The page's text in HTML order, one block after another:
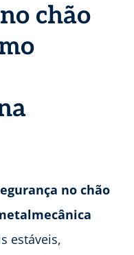
chão
no chão
estáveis,